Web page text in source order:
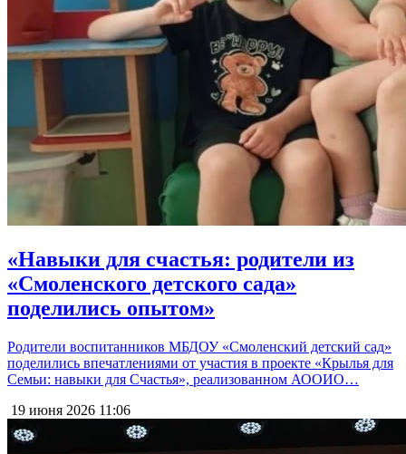
«Навыки для счастья: родители из
«Смоленского детского сада»
поделились опытом»
Родители воспитанников МБДОУ «Смоленский детский сад»
поделились впечатлениями от участия в проекте «Крылья для
Семьи: навыки для Счастья», реализованном АООИО…
19 июня 2026 11:06